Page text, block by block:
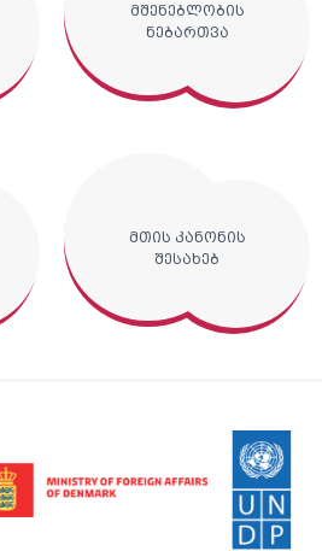
მშენებლობის
ნებართვა
მთის კანონის
შესახებ